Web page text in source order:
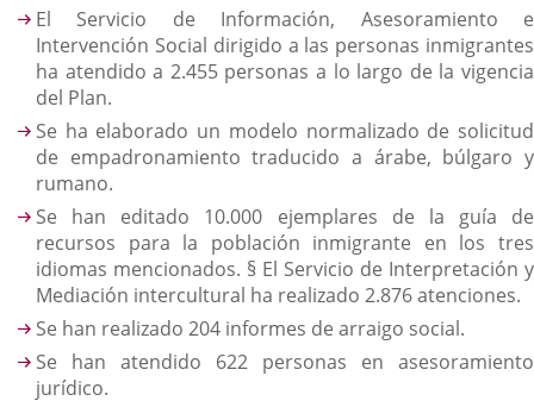
El Servicio de Información, Asesoramiento e
Intervención Social dirigido a las personas inmigrantes
ha atendido a 2.455 personas a lo largo de la vigencia
del Plan.
Se ha elaborado un modelo normalizado de solicitud
de empadronamiento traducido a árabe, búlgaro y
rumano.
Se han editado 10.000 ejemplares de la guía de
recursos para la población inmigrante en los tres
idiomas mencionados. § El Servicio de Interpretación y
Mediación intercultural ha realizado 2.876 atenciones.
Se han realizado 204 informes de arraigo social.
Se han atendido 622 personas en asesoramiento
jurídico.